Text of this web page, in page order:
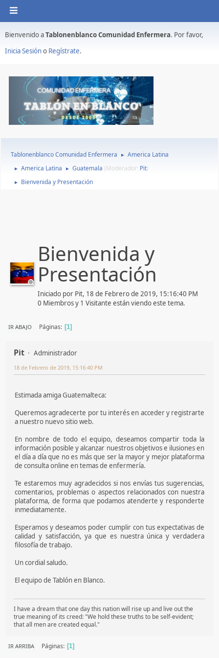
Bienvenido aTablonenblanco Comunidad Enfermera. Por favor,
Inicia Sesióno Regístrate.
Tablonenblanco Comunidad Enfermera ► America Latina
► America Latina ► Guatemala (Moderador: Pit)
► Bienvenida y Presentación
Bienvenida y
Presentación
Iniciado por Pit, 18 de Febrero de 2019, 15:16:40 PM
0 Miembros y 1 Visitante están viendo este tema.
IR ABAJO Páginas 1
Pit Administrador
18 de Febrero de 2019, 15:16:40 PM
Estimada amiga Guatemalteca:
Queremos agradecerte por tu interés en acceder y registrarte
a nuestro nuevo sitio web.
En nombre de todo el equipo, deseamos compartir toda la
información posible y alcanzar nuestros objetivos e ilusiones en
el día a día que no es más que ser la mayor y mejor plataforma
de consulta online en temas de enfermería.
Te estaremos muy agradecidos si nos envías tus sugerencias,
comentarios, problemas o aspectos relacionados con nuestra
plataforma, de forma que podamos atenderte y responderte
inmediatamente.
Esperamos y deseamos poder cumplir con tus expectativas de
calidad y satisfacción, ya que es nuestra única y verdadera
filosofía de trabajo.
Un cordial saludo.
El equipo de Tablón en Blanco.
I have a dream that one day this nation will rise up and live out the
true meaning of its creed: "We hold these truths to be self-evident;
that all men are created equal."
IR ARRIBA Páginas 1